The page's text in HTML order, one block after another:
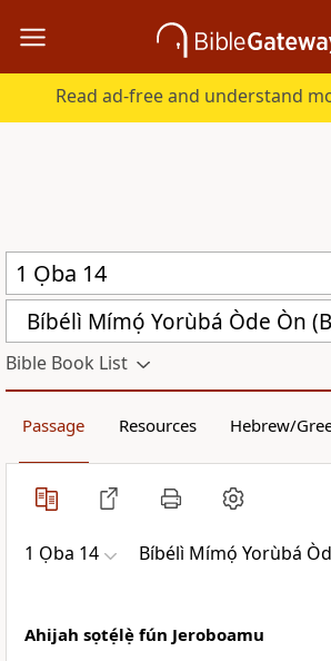
Read ad-free and understand
Bíbélì Mímọ́ Yorùbá Òde Òn
Bible Book List
Passage Resources Hebrew/
1 Ọba 14 Bíbélì Mímọ́ Yorùbá
Ahijah sọtẹ́lẹ̀ fún Jeroboamu